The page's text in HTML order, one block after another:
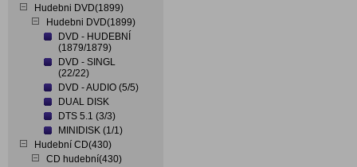
Hudebni DVD(1899)
Hudebni DVD(1899)
DVD - HUDEBNÍ
(1879/1879)
DVD - SINGL
(22/22)
DVD - AUDIO (5/5)
DUAL DISK
DTS 5.1 (3/3)
MINIDISK (1/1)
Hudební CD(430)
CD hudební(430)